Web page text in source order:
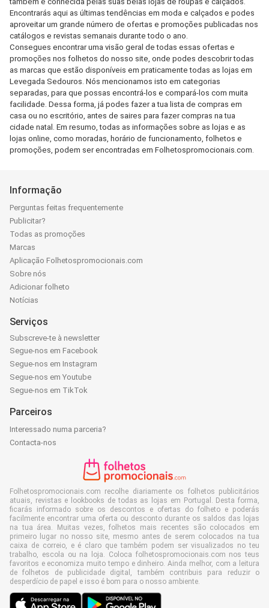
Encontrarás aqui as últimas tendências em moda e calçados e podes
aproveitar um grande número de ofertas e promoções publicadas nos
catálogos e revistas semanais durante todo o ano.
Consegues encontrar uma visão geral de todas essas ofertas e
promoções nos folhetos do nosso site, onde podes descobrir todas
as marcas que estão disponíveis em praticamente todas as lojas em
Levegada Sedouros. Nós mencionamos isto em categorias
separadas, para que possas encontrá-los e compará-los com muita
facilidade. Dessa forma, já podes fazer a tua lista de compras em
casa ou no escritório, antes de saires para fazer compras na tua
cidade natal. Em resumo, todas as informações sobre as lojas e as
lojas online, como moradas, horário de funcionamento, folhetos e
promoções, podem ser encontradas em Folhetospromocionais.com.
Informação
Perguntas feitas frequentemente
Publicitar?
Todas as promoções
Marcas
Aplicação Folhetospromocionais.com
Sobre nós
Adicionar folheto
Notícias
Serviços
Subscreve-te à newsletter
Segue-nos em Facebook
Segue-nos em Instagram
Segue-nos em Youtube
Segue-nos em TikTok
Parceiros
Interessado numa parceria?
Contacta-nos
Folhetospromocionais.com recolhe diariamente os folhetos publicitários
atuais, revistas e lookbooks de todas as lojas em Portugal. Desta forma,
ficarás informado sobre os descontos e ofertas do folheto e poderás
facilmente encontrar uma oferta ou desconto durante os saldos das lojas
na tua área. Muitas vezes, folhetos mais recentes são colocados em
primeiro lugar no nosso site, mesmo antes de serem colocados na tua
caixa de correio, e é claro que também podem ser visualizados no teu
trabalho, escola ou na loja. Coloca folhetospromocionais.com nos teus
favoritos e economiza muito tempo e dinheiro. Ainda melhor, com a leitura
de folhetos de publicidade digital, também contribuis para reduzir o
desperdício de papel e isso é bom para o nosso ambiente.